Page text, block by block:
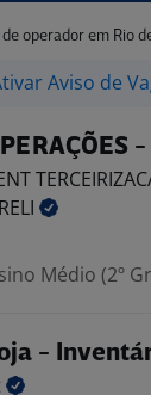
operador em Rio
Aviso de
Médio (2º
-